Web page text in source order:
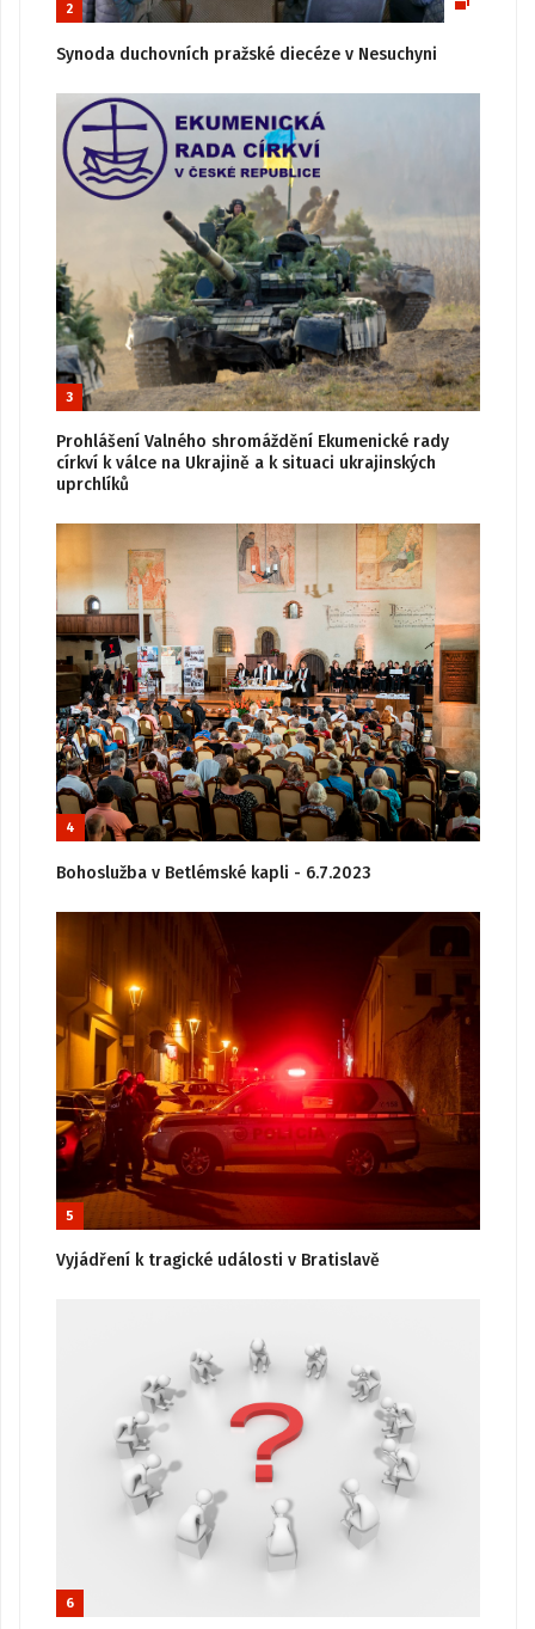
2
Synoda duchovních pražské diecéze v Nesuchyni
3
Prohlášení Valného shromáždění Ekumenické rady
církví k válce na Ukrajině a k situaci ukrajinských
uprchlíků
4
Bohoslužba v Betlémské kapli - 6.7.2023
5
Vyjádření k tragické události v Bratislavě
6